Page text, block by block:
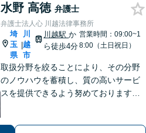
水野 高徳 弁護士
弁護士法人心 川越法律事務所
埼
玉
県
|
川
越
市
川越駅か
ら徒歩4分
営業時間：09:00~1
8:00（土日祝日）
取扱分野を絞ることにより、その分野
のノウハウを蓄積し、質の高いサービ
スを提供できるよう努めております。